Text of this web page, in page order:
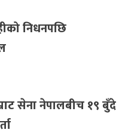
निधनपछि
सेना नेपालबीच १९ बुँदे